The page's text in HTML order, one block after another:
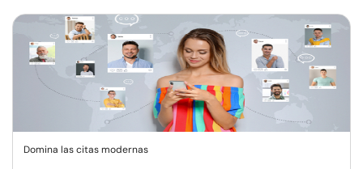
Domina las citas modernas